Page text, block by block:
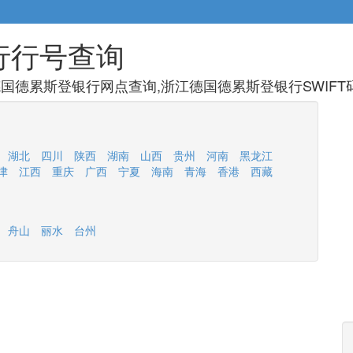
号查询
德累斯登银行网点查询,浙江德国德累斯登银行SWIFT
湖北 四川 陕西 湖南 山西 贵州 河南
黑龙江
江西 重庆 广西 宁夏 海南 青海 香港 西藏
舟山 丽水 台州